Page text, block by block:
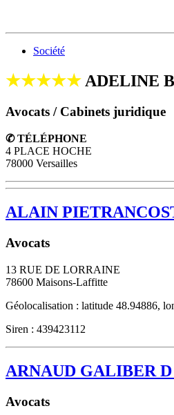
Société
★★★★★ ADELINE
Avocats / Cabinets juridique
✆ TÉLÉPHONE
4 PLACE HOCHE
78000 Versailles
ALAIN
Avocats
13 RUE DE LORRAINE
78600 Maisons-Laffitte
Géolocalisation : latitude 48.94886,
Siren : 439423112
ARNAUD GALIBER
Avocats